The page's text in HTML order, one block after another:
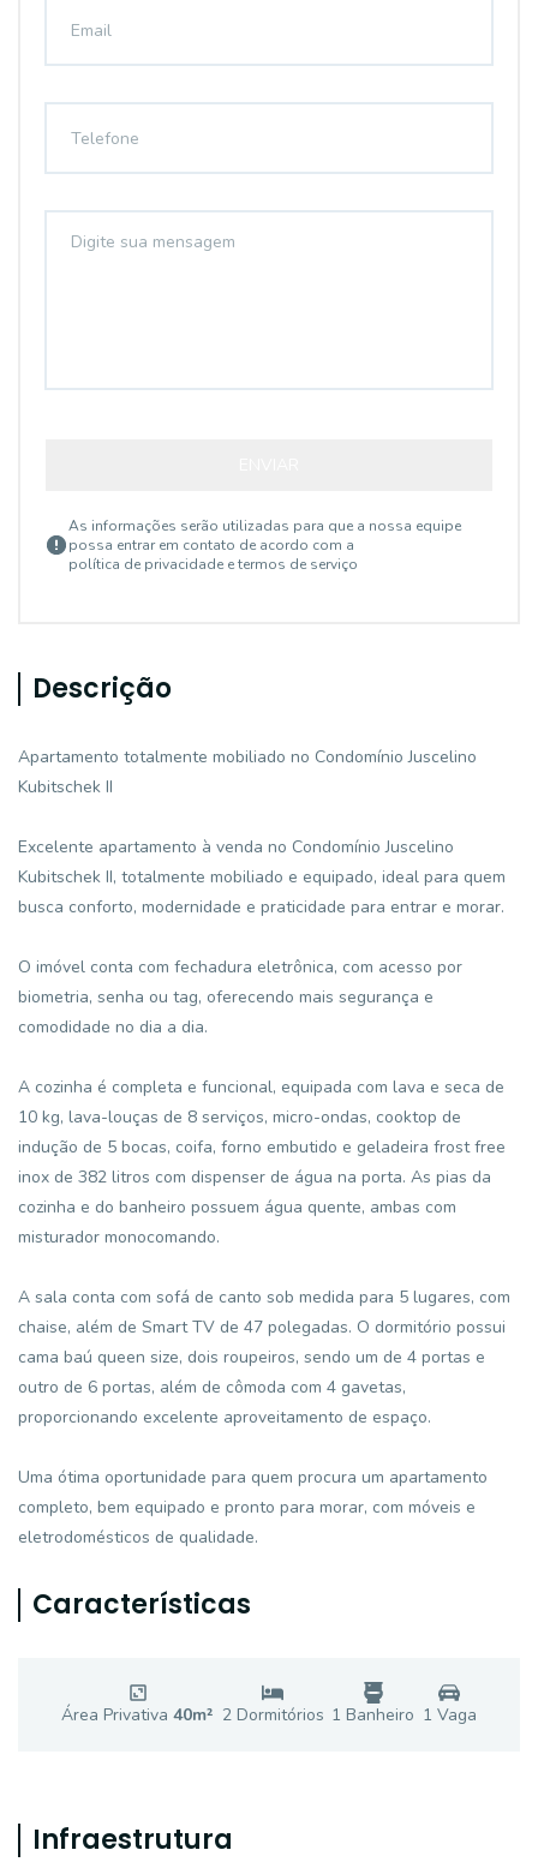
As informações serão utilizadas para que a nossa equipe
possa entrar em contato de acordo com a
política de privacidade e termos de serviço
Descrição
Apartamento totalmente mobiliado no Condomínio Juscelino
Kubitschek II
Excelente apartamento à venda no Condomínio Juscelino
Kubitschek II, totalmente mobiliado e equipado, ideal para quem
busca conforto, modernidade e praticidade para entrar e morar.
O imóvel conta com fechadura eletrônica, com acesso por
biometria, senha ou tag, oferecendo mais segurança e
comodidade no dia a dia.
A cozinha é completa e funcional, equipada com lava e seca de
10 kg, lava-louças de 8 serviços, micro-ondas, cooktop de
indução de 5 bocas, coifa, forno embutido e geladeira frost free
inox de 382 litros com dispenser de água na porta. As pias da
cozinha e do banheiro possuem água quente, ambas com
misturador monocomando.
A sala conta com sofá de canto sob medida para 5 lugares, com
chaise, além de Smart TV de 47 polegadas. O dormitório possui
cama baú queen size, dois roupeiros, sendo um de 4 portas e
outro de 6 portas, além de cômoda com 4 gavetas,
proporcionando excelente aproveitamento de espaço.
Uma ótima oportunidade para quem procura um apartamento
completo, bem equipado e pronto para morar, com móveis e
eletrodomésticos de qualidade.
Características
Área Privativa40m² 2Dormitórios 1 Banheiro 1 Vaga
Infraestrutura